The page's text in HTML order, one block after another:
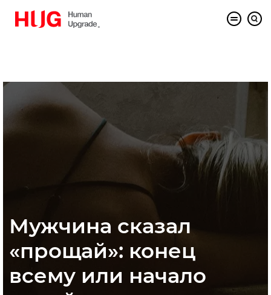
Мужчина сказал
«прощай»: конец
всему или начало